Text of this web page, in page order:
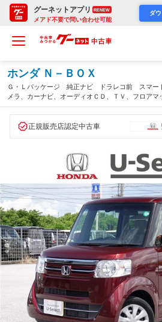
グーネットアプリ RENEW
メアド不要で問い合わせ可能
ダ
ホンダ Ｎ－ＢＯＸ
Ｇ・Ｌパッケージ 純正ナビ ドラレコ前 スマー
メラ、カーナビ、オーディオＣＤ、ＴＶ、フロアマ
ザー 両側スライドドア 内地仕入れ 防錆済 ｉ
正規販売店認定中古車